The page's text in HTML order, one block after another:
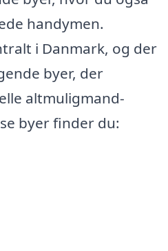
handymen.
i Danmark, og der
byer, der
altmuligmand-
byer finder du: